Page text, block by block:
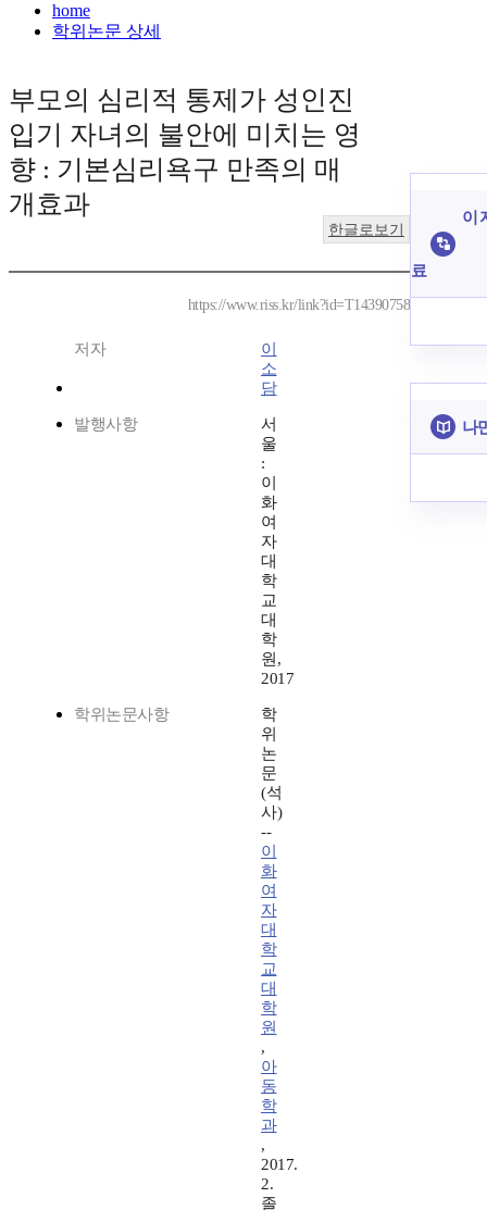
home
학위논문 상세
부모의 심리적 통제가 성인진
입기 자녀의 불안에 미치는 영
향 : 기본심리욕구 만족의 매
개효과
한글로보기
https://www.riss.kr/link?id=T14390758
저자
이
소
담
발행사항
서
울
:
이
화
여
자
대
학
교
대
학
원,
2017
학위논문사항
학
위
논
문
(석
사)
--
이
화
여
자
대
학
교
대
학
원
,
아
동
학
과
,
2017.
2.
졸
이
료
나